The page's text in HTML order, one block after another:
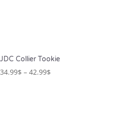
JDC Collier Tookie
34.99$ – 42.99$